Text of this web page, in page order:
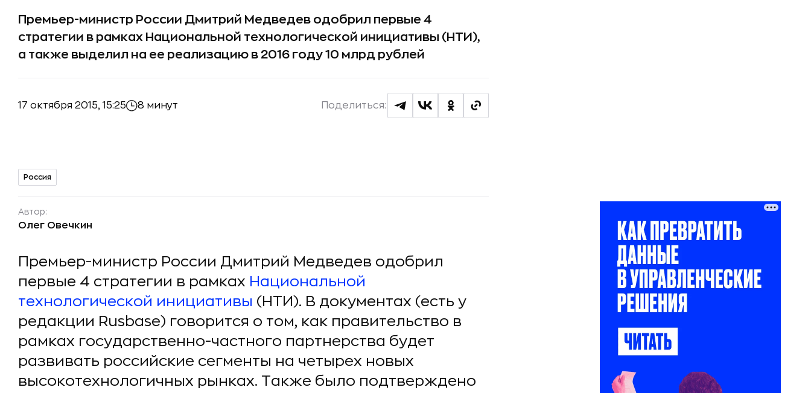
Премьер-министр России Дмитрий Медведев одобрил первые 4
стратегии в рамках Национальной технологической инициативы (НТИ),
а также выделил на ее реализацию в 2016 году 10 млрд рублей
17 октября 2015, 15:25 8 минут Поделиться:
Россия
Автор:
Олег Овечкин
Премьер-министр России Дмитрий Медведев одобрил
первые 4 стратегии в рамках Национальной
технологической инициативы (НТИ). В документах (есть у
редакции Rusbase) говорится о том, как правительство в
рамках государственно-частного партнерства будет
развивать российские сегменты на четырех новых
высокотехнологичных рынках. Также было подтверждено